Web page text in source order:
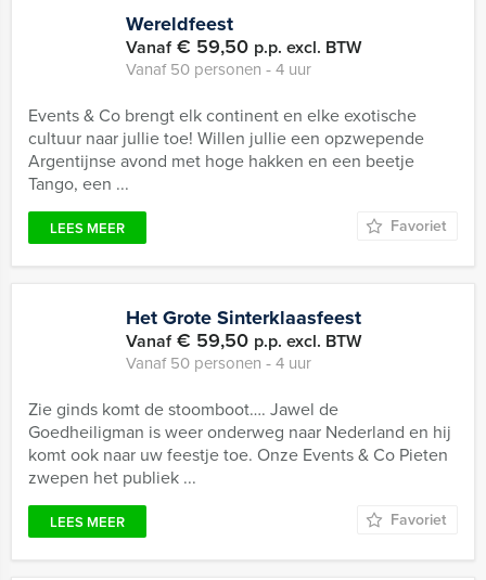
Wereldfeest
Vanaf€ 59,50 p.p. excl. BTW
Vanaf 50 personen ‐ 4 uur
Events & Co brengt elk continent en elke exotische
cultuur naar jullie toe! Willen jullie een opzwepende
Argentijnse avond met hoge hakken en een beetje
Tango, een ...
LEES MEER Favoriet
Het Grote Sinterklaasfeest
Vanaf€ 59,50 p.p. excl. BTW
Vanaf 50 personen ‐ 4 uur
Zie ginds komt de stoomboot…. Jawel de
Goedheiligman is weer onderweg naar Nederland en hij
komt ook naar uw feestje toe. Onze Events & Co Pieten
zwepen het publiek ...
LEES MEER Favoriet